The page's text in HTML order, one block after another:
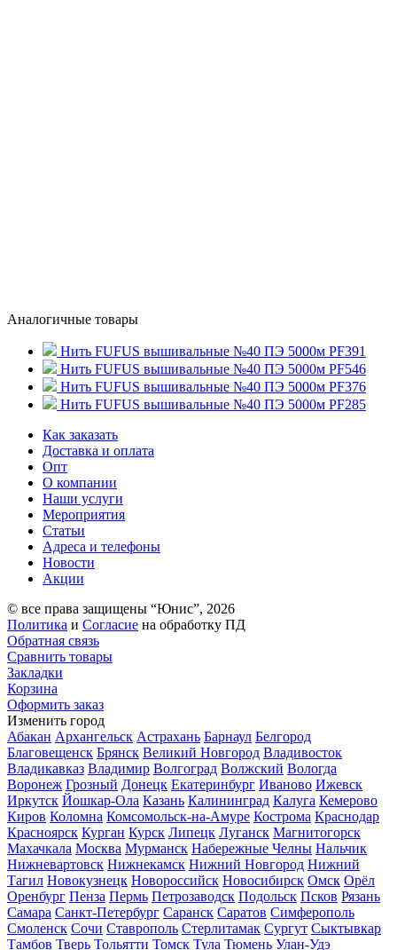
Аналогичные товары
Нить FUFUS вышивальные №40 ПЭ 5000м PF391
Нить FUFUS вышивальные №40 ПЭ 5000м PF546
Нить FUFUS вышивальные №40 ПЭ 5000м PF376
Нить FUFUS вышивальные №40 ПЭ 5000м PF285
Как заказать
Доставка и оплата
Опт
О компании
Наши услуги
Мероприятия
Статьи
Адреса и телефоны
Новости
Акции
© все права защищены “Юнис”, 2026
Политика и Согласие на обработку ПД
Обратная связь
Сравнить товары
Закладки
Корзина
Оформить заказ
Изменить город
Абакан Архангельск Астрахань Барнаул Белгород
Благовещенск Брянск Великий Новгород Владивосток
Владикавказ Владимир Волгоград Волжский Вологда
Воронеж Грозный Донецк Екатеринбург Иваново Ижевск
Иркутск Йошкар-Ола Казань Калининград Калуга Кемерово
Киров Коломна Комсомольск-на-Амуре Кострома Краснодар
Красноярск Курган Курск Липецк Луганск Магнитогорск
Махачкала Москва Мурманск Набережные Челны Нальчик
Нижневартовск Нижнекамск Нижний Новгород Нижний
Тагил Новокузнецк Новороссийск Новосибирск Омск Орёл
Оренбург Пенза Пермь Петрозаводск Подольск Псков Рязань
Самара Санкт-Петербург Саранск Саратов Симферополь
Смоленск Сочи Ставрополь Стерлитамак Сургут Сыктывкар
Тамбов Тверь Тольятти Томск Тула Тюмень Улан-Удэ